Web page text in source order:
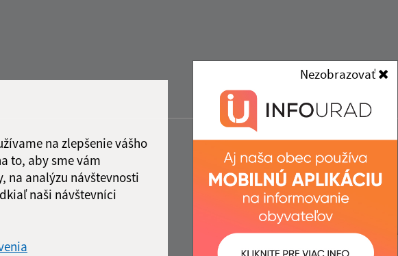
na zlepšenie vášho
to, aby sme vám
na analýzu návštevnosti
naši návštevníci
Nezobrazovať